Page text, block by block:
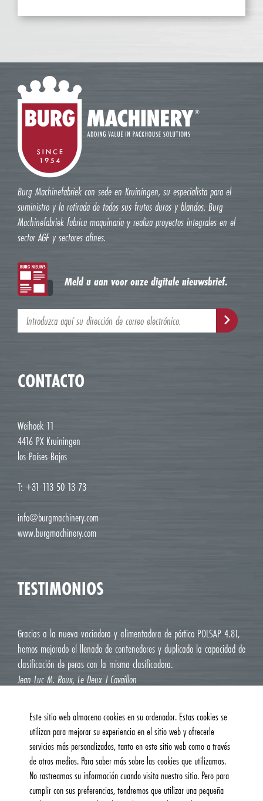
Burg Machinefabriek con sede en Kruiningen, su especialista para el
suministro y la retirada de todos sus frutos duros y blandos. Burg
Machinefabriek fabrica maquinaria y realiza proyectos integrales en el
sector AGF y sectores afines.
Meld u aan voor onze digitale nieuwsbrief.
CONTACTO
Weihoek 11
4416 PX Kruiningen
los Países Bajos
T: +31 113 50 13 73
info@burgmachinery.com
www.burgmachinery.com
TESTIMONIOS
Gracias a la nueva vaciadora y alimentadora de pórtico POLSAP 4.81,
hemos mejorado el llenado de contenedores y duplicado la capacidad de
clasificación de peras con la misma clasificadora.
Jean Luc M. Roux, Le Deux J Cavaillon
Este sitio web almacena cookies en su ordenador. Estas cookies se
utilizan para mejorar su experiencia en el sitio web y ofrecerle
servicios más personalizados, tanto en este sitio web como a través
de otros medios. Para saber más sobre las cookies que utilizamos.
No rastreamos su información cuando visita nuestro sitio. Pero para
cumplir con sus preferencias, tendremos que utilizar una pequeña